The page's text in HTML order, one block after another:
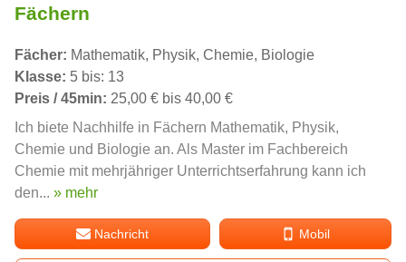
Fächern
Fächer: Mathematik, Physik, Chemie, Biologie
Klasse: 5 bis: 13
Preis / 45min: 25,00 € bis 40,00 €
Ich biete Nachhilfe in Fächern Mathematik, Physik,
Chemie und Biologie an. Als Master im Fachbereich
Chemie mit mehrjähriger Unterrichtserfahrung kann ich
den... » mehr
Nachricht Mobil